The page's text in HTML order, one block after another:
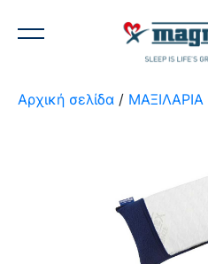
Αρχική σελίδα / ΜΑΞΙΛΑΡΙΑ